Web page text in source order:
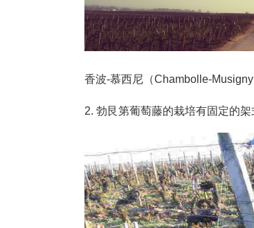
香波-慕西尼（Chambolle-Musigny
2. 勃艮第葡萄藤的栽培有固定的